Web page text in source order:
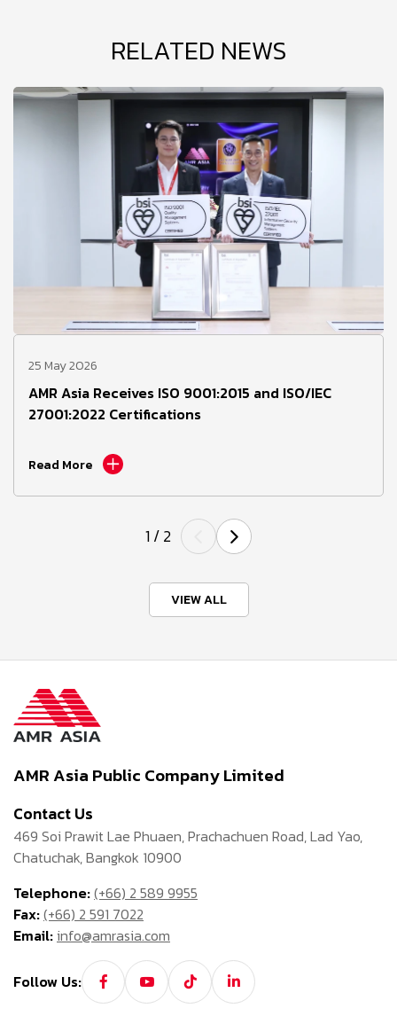
RELATED NEWS
25 May 2026
AMR Asia Receives ISO 9001:2015 and ISO/IEC
27001:2022 Certifications
Read More
1/2
VIEW ALL
AMR Asia Public Company Limited
Contact Us
469 Soi Prawit Lae Phuaen, Prachachuen Road, Lad Yao,
Chatuchak, Bangkok 10900
Telephone:(+66) 2 589 9955
Fax:(+66) 2 591 7022
Email:info@amrasia.com
Follow Us: